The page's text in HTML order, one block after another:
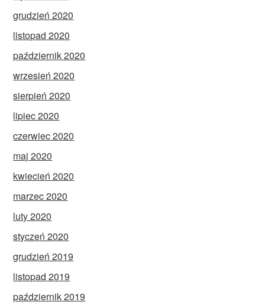
grudzień 2020
listopad 2020
październik 2020
wrzesień 2020
sierpień 2020
lipiec 2020
czerwiec 2020
maj 2020
kwiecień 2020
marzec 2020
luty 2020
styczeń 2020
grudzień 2019
listopad 2019
październik 2019